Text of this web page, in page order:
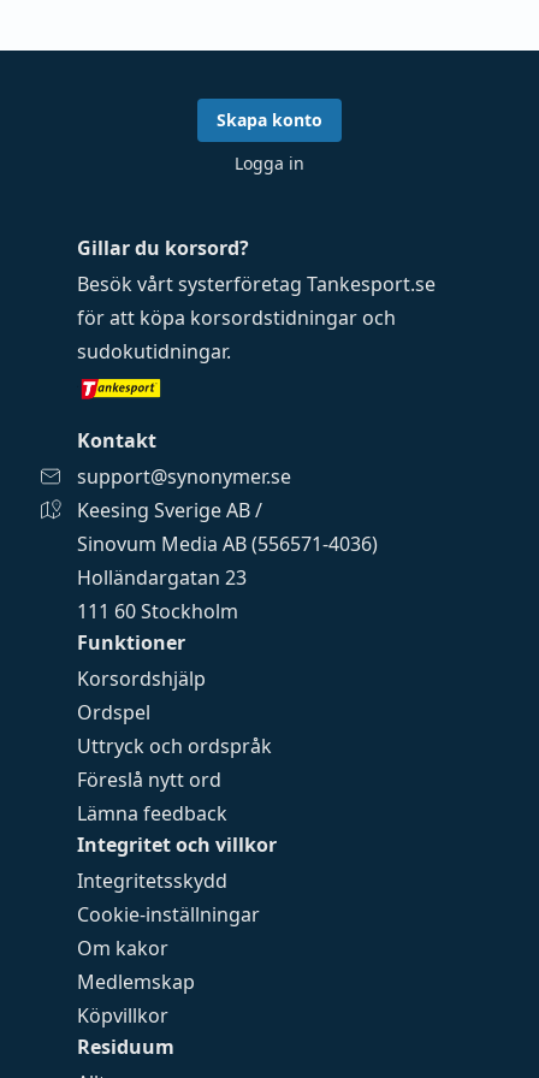
Funktioner
Korsordshjälp
Ordspel
Uttryck och ordspråk
Föreslå nytt ord
Lämna feedback
Integritet och villkor
Integritetsskydd
Cookie-inställningar
Om kakor
Medlemskap
Köpvillkor
Residuum
Gillar du korsord?
Besök vårt systerföretag Tankesport.se
för att köpa korsordstidningar och
sudokutidningar.
Kontakt
support@synonymer.se
Keesing Sverige AB /
Sinovum Media AB (556571-4036)
Holländargatan 23
111 60 Stockholm
Skapa konto
Logga in